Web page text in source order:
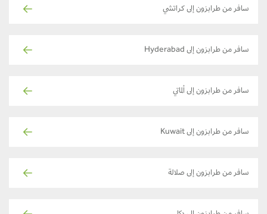
سافر من طرابزون إلى كراتشي
سافر من طرابزون إلى Hyderabad
سافر من طرابزون إلى ألماتي
سافر من طرابزون إلى Kuwait
سافر من طرابزون إلى صلالة